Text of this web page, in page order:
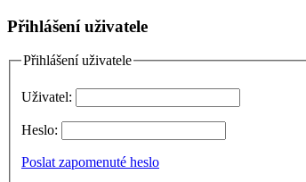
Přihlášení uživatele
Přihlášení uživatele
Uživatel:
Heslo:
Poslat zapomenuté heslo